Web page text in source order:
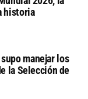
historia
manejar los
la Selección de